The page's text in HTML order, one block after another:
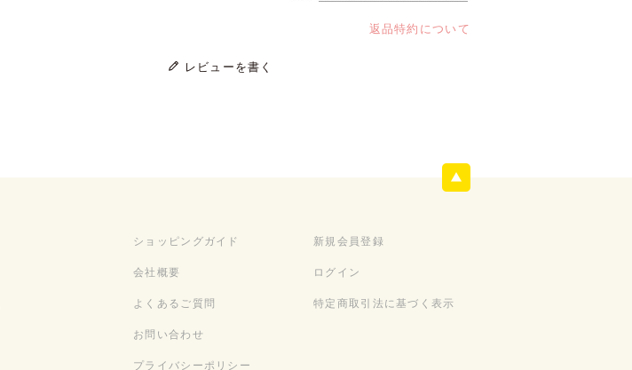
返品特約について
レビューを書く
ショッピングガイド
会社概要
よくあるご質問
お問い合わせ
プライバシーポリシー
新規会員登録
ログイン
特定商取引法に基づく表示